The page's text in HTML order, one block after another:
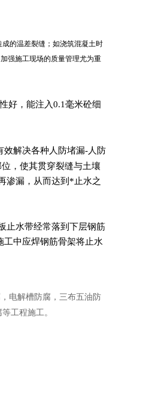
的温差裂缝；如浇筑混凝土时
强施工现场的质量管理尤为重
好，能注入0.1毫米砼细
效解决各种人防堵漏-人防
，使其贯穿裂缝与土壤
渗漏，从而达到*止水之
止水带经常落到下层钢筋
工中应焊钢筋骨架将止水
电解槽防腐，三布五油防
工程施工。